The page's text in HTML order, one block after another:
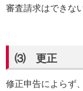
審査請求はできな
⑶ 更正
修正申告によらず